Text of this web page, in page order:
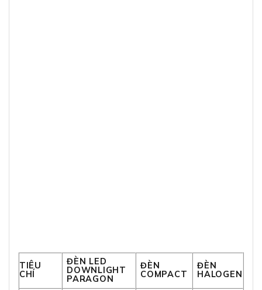
TIÊU
CHÍ
ĐÈN LED
DOWNLIGHT
PARAGON
ĐÈN
COMPACT
ĐÈN
HALOGEN